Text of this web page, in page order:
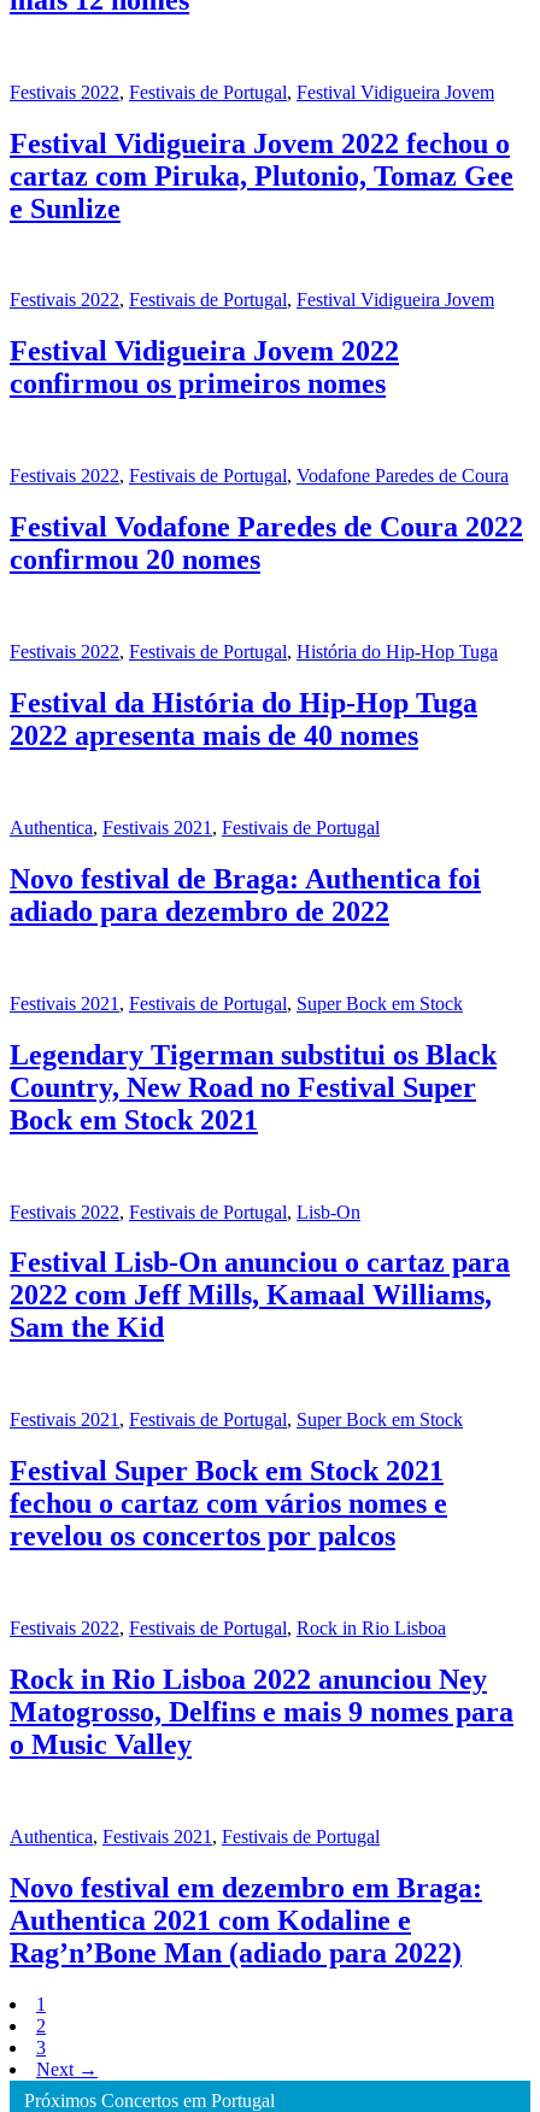
Festivais 2022, Festivais de Portugal, Festival Vidigueira Jovem
Festival Vidigueira Jovem 2022 fechou o
cartaz com Piruka, Plutonio, Tomaz Gee
e Sunlize
Festivais 2022, Festivais de Portugal, Festival Vidigueira Jovem
Festival Vidigueira Jovem 2022
confirmou os primeiros nomes
Festivais 2022, Festivais de Portugal, Vodafone Paredes de Coura
Festival Vodafone Paredes de Coura 2022
confirmou 20 nomes
Festivais 2022, Festivais de Portugal, História do Hip-Hop Tuga
Festival da História do Hip-Hop Tuga
2022 apresenta mais de 40 nomes
Authentica, Festivais 2021 , Festivais de Portugal
Novo festival de Braga: Authentica foi
adiado para dezembro de 2022
Festivais 2021 , Festivais de Portugal, Super Bock em Stock
Legendary Tigerman substitui os Black
Country, New Road no Festival Super
Bock em Stock 2021
Festivais 2022, Festivais de Portugal, Lisb-On
Festival Lisb-On anunciou o cartaz para
2022 com Jeff Mills, Kamaal Williams,
Sam the Kid
Festivais 2021 , Festivais de Portugal, Super Bock em Stock
Festival Super Bock em Stock 2021
fechou o cartaz com vários nomes e
revelou os concertos por palcos
Festivais 2022, Festivais de Portugal, Rock in Rio Lisboa
Rock in Rio Lisboa 2022 anunciou Ney
Matogrosso, Delfins e mais 9 nomes para
o Music Valley
Authentica, Festivais 2021 , Festivais de Portugal
Novo festival em dezembro em Braga:
Authentica 2021 com Kodaline e
Rag’n’Bone Man (adiado para 2022)
1
2
3
Next →
Próximos Concertos em Portugal